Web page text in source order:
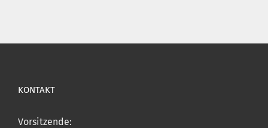
KONTAKT
Vorsitzende: